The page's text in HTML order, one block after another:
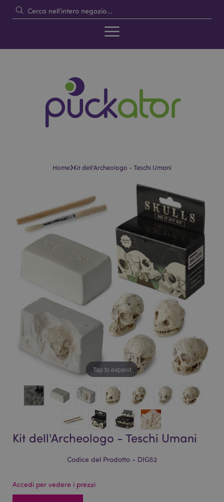
Home›Kit dell'Archeologo - Teschi Umani
della
galleria
immagini
galleria
di
immagini
Tap to expand
Kit dell'Archeologo - Teschi Umani
Codice del Prodotto - DIG52
Accedi per vedere i prezzi